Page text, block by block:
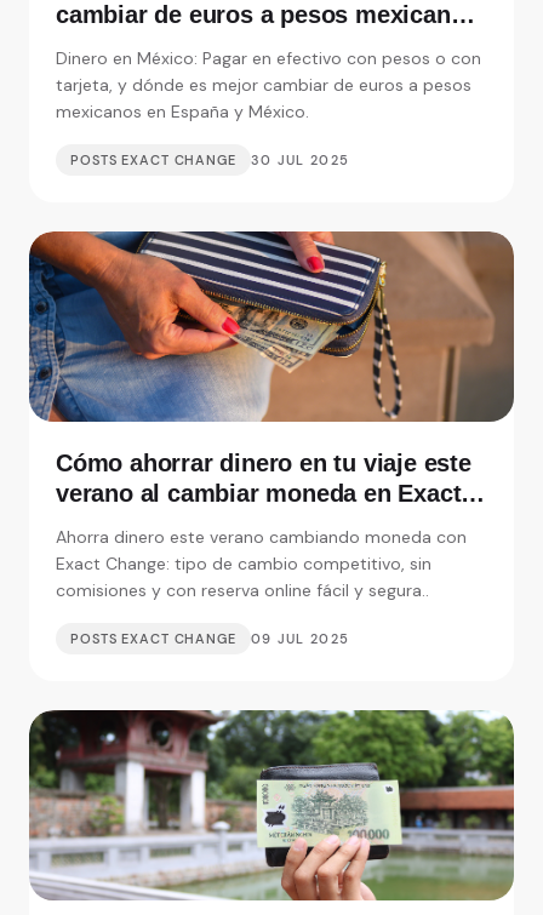
cambiar de euros a pesos mexicanos
Dinero en México: Pagar en efectivo con pesos o con
tarjeta, y dónde es mejor cambiar de euros a pesos
mexicanos en España y México.
POSTS EXACT CHANGE 30 JUL 2025
Cómo ahorrar dinero en tu viaje este
verano al cambiar moneda en Exact
Ahorra dinero este verano cambiando moneda con
Exact Change: tipo de cambio competitivo, sin
comisiones y con reserva online fácil y segura..
POSTS EXACT CHANGE 09 JUL 2025